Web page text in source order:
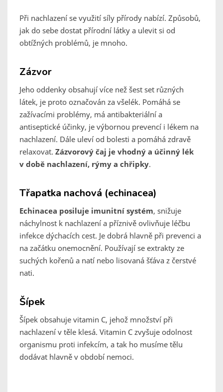
Při nachlazení se využití síly přírody nabízí. Způsobů,
jak do sebe dostat přírodní látky a ulevit si od
obtížných problémů, je mnoho.
Zázvor
Jeho oddenky obsahují více než šest set různých
látek, je proto označován za všelék. Pomáhá se
zažívacími problémy, má antibakteriální a
antiseptické účinky, je výbornou prevencí i lékem na
nachlazení. Dále uleví od bolesti a pomáhá zdravě
relaxovat. Zázvorový čaj je vhodný a účinný lék
v době nachlazení, rýmy a chřipky.
Třapatka nachová (echinacea)
Echinacea posiluje imunitní systém, snižuje
náchylnost k nachlazení a příznivě ovlivňuje léčbu
infekce dýchacích cest. Je dobrá hlavně při prevenci a
na začátku onemocnění. Používají se extrakty ze
suchých kořenů a natí nebo lisovaná šťáva z čerstvé
nati.
Šípek
Šípek obsahuje vitamin C, jehož množství při
nachlazení v těle klesá. Vitamin C zvyšuje odolnost
organismu proti infekcím, a tak ho musíme tělu
dodávat hlavně v období nemoci.